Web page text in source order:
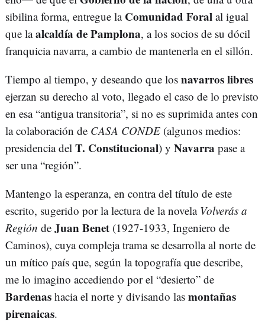
sibilina forma, entregue la Comunidad Foral al igual
que laalcaldía de Pamplona, a los socios de su dócil
franquicia navarra, a cambio de mantenerla en el sillón.
Tiempo al tiempo, y deseando que los navarros libres
ejerzan su derecho al voto, llegado el caso de lo previsto
en esa “antigua transitoria”, si no es suprimida antes con
la colaboración de CASA CONDE (algunos medios:
presidencia del T. Constitucional) y Navarra pase a
ser una “región”.
Mantengo la esperanza, en contra del título de este
escrito, sugerido por la lectura de la novela Volverás a
Región de Juan Benet (1927-1933, Ingeniero de
Caminos), cuya compleja trama se desarrolla al norte de
un mítico país que, según la topografía que describe,
me lo imagino accediendo por el “desierto” de
Bardenas hacia el norte y divisando las montañas
pirenaicas.